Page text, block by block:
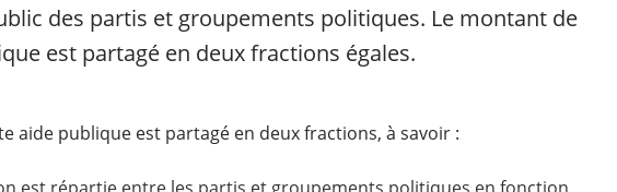
des partis et groupements politiques. Le montant de
est partagé en deux fractions égales.
aide publique est partagé en deux fractions, à savoir :